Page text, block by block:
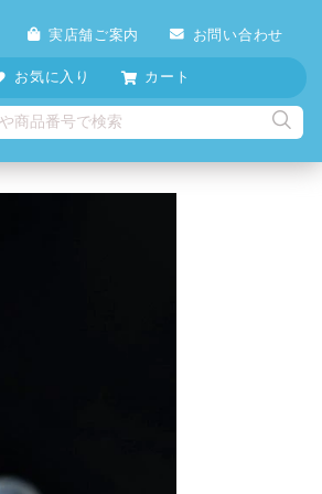
実店舗ご案内 お問い合わせ
お気に入り カート